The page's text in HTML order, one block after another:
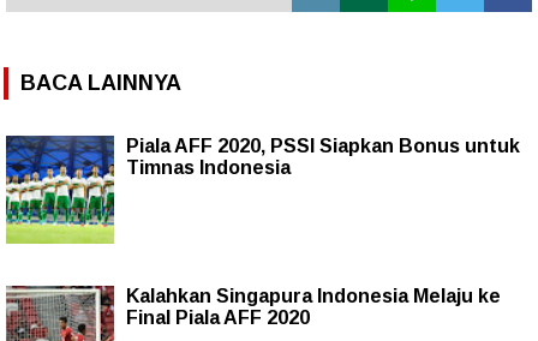
BACA LAINNYA
Piala AFF 2020, PSSI Siapkan Bonus untuk
Timnas Indonesia
Kalahkan Singapura Indonesia Melaju ke
Final Piala AFF 2020